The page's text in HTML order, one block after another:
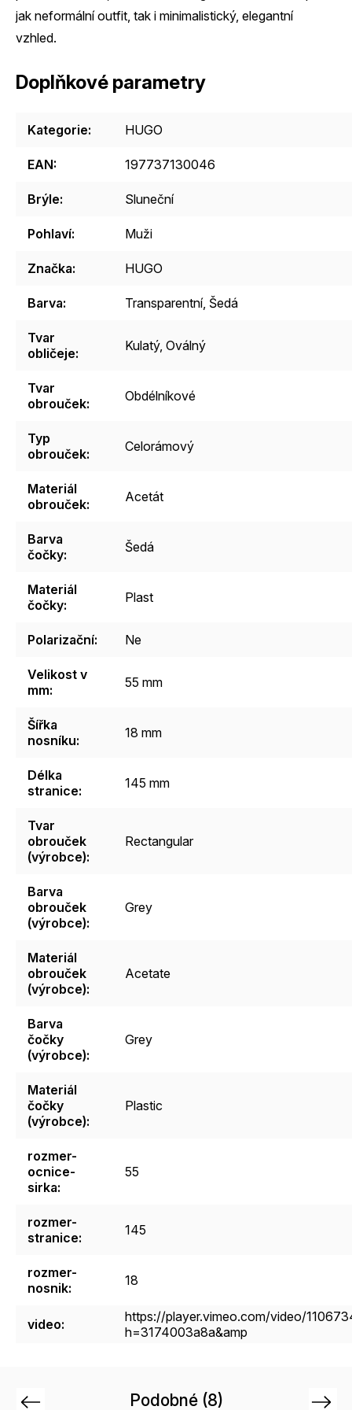
jak neformální outfit, tak i minimalistický, elegantní
vzhled.
Doplňkové parametry
Kategorie: HUGO
EAN: 197737130046
Brýle: Sluneční
Pohlaví: Muži
Značka: HUGO
Barva: Transparentní, Šedá
Tvar
obličeje: Kulatý, Oválný
Tvar
obrouček: Obdélníkové
Typ
obrouček: Celorámový
Materiál
obrouček: Acetát
Barva
čočky: Šedá
Materiál
čočky: Plast
Polarizační: Ne
Velikost v
mm: 55 mm
Šířka
nosníku: 18 mm
Délka
stranice: 145 mm
Tvar
obrouček
(výrobce):
Rectangular
Barva
obrouček
(výrobce):
Grey
Materiál
obrouček
(výrobce):
Acetate
Barva
čočky
(výrobce):
Grey
Materiál
čočky
(výrobce):
Plastic
rozmer-
ocnice-
sirka:
55
rozmer-
stranice: 145
rozmer-
nosnik: 18
video:
https://player.vimeo.com/video/
h=3174003a8a&amp
Podobné (8)
Previous Next